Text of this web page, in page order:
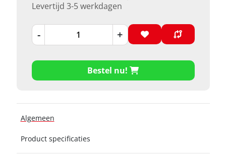
Levertijd 3-5 werkdagen
- +
Bestel nu!
Algemeen
Product specificaties